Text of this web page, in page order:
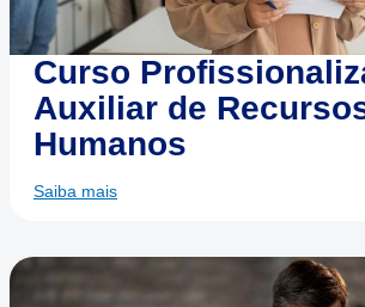
Curso
Auxiliar de
Humanos
Saiba mais